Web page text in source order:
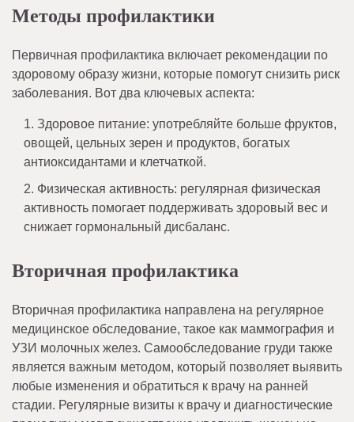
Методы профилактики
Первичная профилактика включает рекомендации по
здоровому образу жизни, которые помогут снизить риск
заболевания. Вот два ключевых аспекта:
Здоровое питание: употребляйте больше фруктов,
овощей, цельных зерен и продуктов, богатых
антиоксидантами и клетчаткой.
Физическая активность: регулярная физическая
активность помогает поддерживать здоровый вес и
снижает гормональный дисбаланс.
Вторичная профилактика
Вторичная профилактика направлена на регулярное
медицинское обследование, такое как маммография и
УЗИ молочных желез. Самообследование груди также
является важным методом, который позволяет выявить
любые изменения и обратиться к врачу на ранней
стадии. Регулярные визиты к врачу и диагностические